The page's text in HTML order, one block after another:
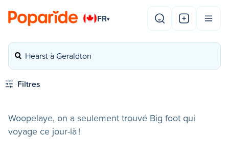
FR▾
Hearst à Geraldton
Filtres
Woopelaye, on a seulement trouvé Big foot qui
voyage ce jour-là !